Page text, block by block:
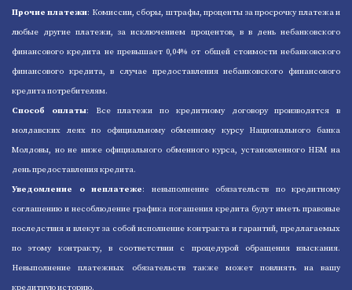
Прочие платежи: Комиссии, сборы, штрафы, проценты за просрочку платежа и
любые другие платежи, за исключением процентов, в в день небанковского
финансового кредита не превышает 0,04% от общей стоимости небанковского
финансового кредита, в случае предоставления небанковского финансового
кредита потребителям.
Способ оплаты: Все платежи по кредитному договору производятся в
молдавских леях по официальному обменному курсу Национального банка
Молдовы, но не ниже официального обменного курса, установленного НБМ на
день предоставления кредита.
Уведомление о неплатеже: невыполнение обязательств по кредитному
соглашению и несоблюдение графика погашения кредита будут иметь правовые
последствия и влекут за собой исполнение контракта и гарантий, предлагаемых
по этому контракту, в соответствии с процедурой обращения взыскания.
Невыполнение платежных обязательств также может повлиять на вашу
кредитную историю.